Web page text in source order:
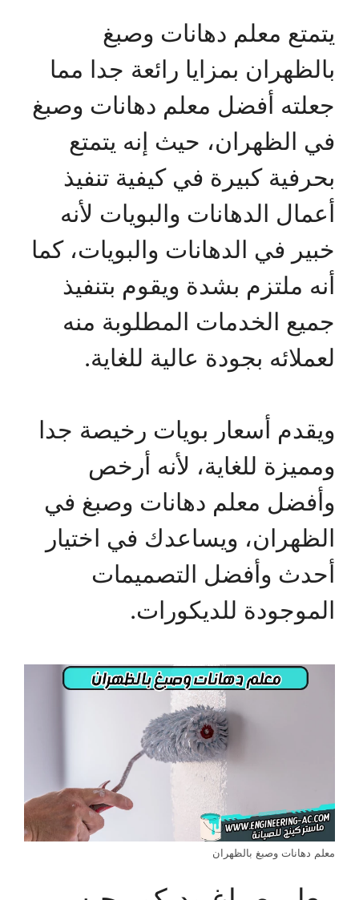
يتمتع معلم دهانات وصبغ
بالظهران بمزايا رائعة جدا مما
جعلته أفضل معلم دهانات وصبغ
في الظهران، حيث إنه يتمتع
بحرفية كبيرة في كيفية تنفيذ
أعمال الدهانات والبويات لأنه
خبير في الدهانات والبويات، كما
أنه ملتزم بشدة ويقوم بتنفيذ
جميع الخدمات المطلوبة منه
لعملائه بجودة عالية للغاية.
ويقدم أسعار بويات رخيصة جدا
ومميزة للغاية، لأنه أرخص
وأفضل معلم دهانات وصبغ في
الظهران، ويساعدك في اختيار
أحدث وأفضل التصميمات
الموجودة للديكورات.
معلم دهانات وصبغ بالظهران